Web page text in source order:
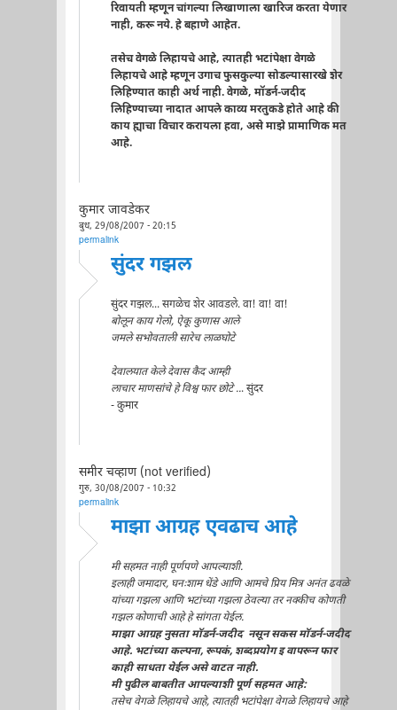
रिवायती म्हणून चांगल्या लिखाणाला खारिज करता येणार
नाही, करू नये. हे बहाणे आहेत.
तसेच वेगळे लिहायचे आहे, त्यातही भटांपेक्षा वेगळे
लिहायचे आहे म्हणून उगाच फुसकुल्या सोडल्यासारखे शेर
लिहिण्यात काही अर्थ नाही. वेगळे, मॉडर्न-जदीद
लिहिण्याच्या नादात आपले काव्य मरतुकडे होते आहे की
काय ह्याचा विचार करायला हवा, असे माझे प्रामाणिक मत
आहे.
कुमार जावडेकर
बुध, 29/08/2007 - 20:15
permalink
सुंदर गझल
सुंदर गझल... सगळेच शेर आवडले. वा! वा! वा!
बोलून काय गेलो, ऐकू कुणास आले
जमले सभोवताली सारेच लाळघोटे
देवालयात केले देवास कैद आम्ही
लाचार माणसांचे हे विश्व फार छोटे ... सुंदर
- कुमार
समीर चव्हाण (not verified)
गुरु, 30/08/2007 - 10:32
permalink
माझा आग्रह एवढाच आहे
मी सहमत नाही पूर्णपणे आपल्याशी.
इलाही जमादार, घनःशाम धेंडे आणि आमचे प्रिय मित्र अनंत ढवळे
यांच्या गझला आणि भटांच्या गझला ठेवल्या तर नक्कीच कोणती
गझल कोणाची आहे हे सांगता येईल.
माझा आग्रह नुसता मॉडर्न-जदीद नसून सकस मॉडर्न-जदीद
आहे. भटांच्या कल्पना, रूपकं, शब्दप्रयोग इ वापरून फार
काही साधता येईल असे वाटत नाही.
मी पुढील बाबतीत आपल्याशी पूर्ण सहमत आहे:
तसेच वेगळे लिहायचे आहे, त्यातही भटांपेक्षा वेगळे लिहायचे आहे